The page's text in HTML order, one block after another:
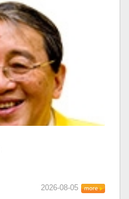
2026-08-05